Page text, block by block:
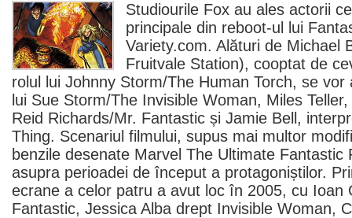
Studiourile Fox au ales actorii
principale din reboot-ul lui
Variety.com. Alături de Michael
Fruitvale Station), cooptat de
rolul lui Johnny Storm/The Human Torch, se
lui Sue Storm/The Invisible Woman, Miles Teller,
Reid Richards/Mr. Fantastic și Jamie Bell ,
Thing. Scenariul filmului, supus mai multor
benzile desenate Marvel The Ultimate Fantastic
asupra perioadei de început a protagoniștilor.
ecrane a celor patru a avut loc în 2005, cu Ioan
Fantastic, Jessica Alba drept Invisible Woman,